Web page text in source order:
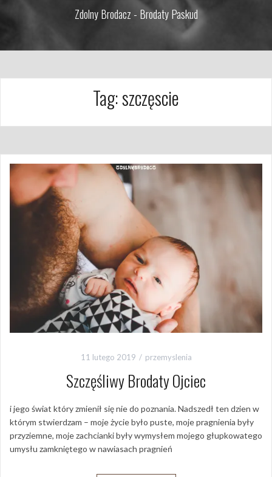
Zdolny Brodacz - Brodaty Paskud
Tag:szczęscie
11 lutego 2019 przemyslenia
Szczęśliwy Brodaty Ojciec
i jego świat który zmienił się nie do poznania. Nadszedł ten dzien w
którym stwierdzam – moje życie było puste, moje pragnienia były
przyziemne, moje zachcianki były wymysłem mojego głupkowatego
umysłu zamkniętego w nawiasach pragnień